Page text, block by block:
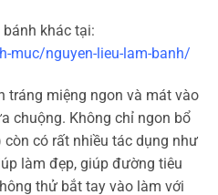
khác tại:
muc/nguyen-lieu-lam-banh/
tráng miệng ngon và mát vào
chuộng. Không chỉ ngon bổ
có rất nhiều tác dụng như
làm đẹp, giúp đường tiêu
thử bắt tay vào làm với